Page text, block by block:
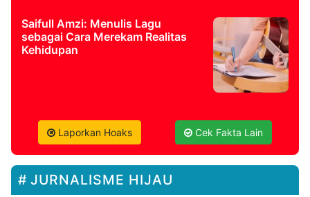
Saifull Amzi: Menulis Lagu
sebagai Cara Merekam Realitas
Kehidupan
Laporkan Hoaks Cek Fakta Lain
JURNALISME HIJAU